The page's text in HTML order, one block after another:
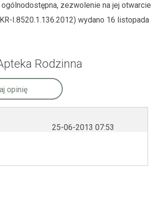
zezwolenie na jej otwarcie
I.8520.1.136.2012) wydano 16 listopada
Rodzinna
opinię
25-06-2013 07:53